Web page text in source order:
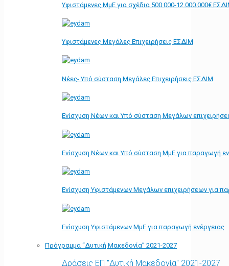
Υφιστάμενες ΜμΕ για σχέδια 500.000-12.000.000€
Υφιστάμενες Μεγάλες Επιχειρήσεις ΕΣΔΙΜ
Νέες- Υπό σύσταση Μεγάλες Επιχειρήσεις ΕΣΔΙΜ
Ενίσχυση Νέων και Υπό σύσταση Μεγάλων
Ενίσχυση Νέων και Υπό σύσταση ΜμΕ για παραγωγή
Ενίσχυση Υφιστάμενων Μεγάλων επιχειρήσεων για
Ενίσχυση Υφιστάμενων ΜμΕ για παραγωγή ενέργειας
Πρόγραμμα “Δυτική Μακεδονία” 2021-2027
Δράσεις ΕΠ "Δυτική Μακεδονία" 2021-2027